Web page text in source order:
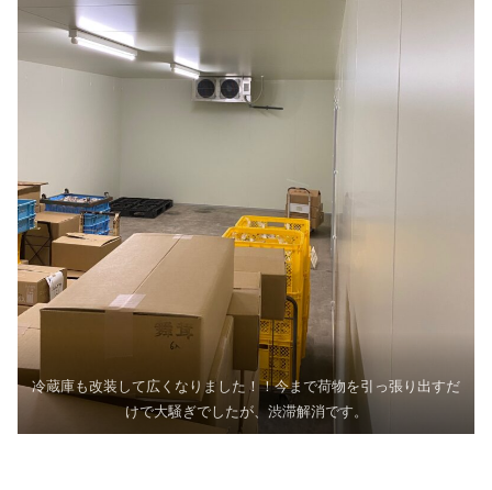
冷蔵庫も改装して広くなりました！！今まで荷物を引っ張り出すだ
けで大騒ぎでしたが、渋滞解消です。